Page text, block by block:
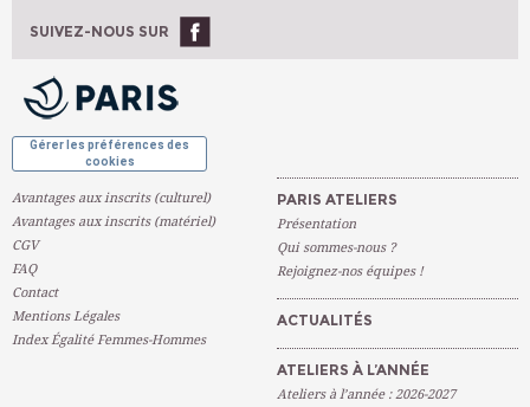
Ateliers À L'année
SUIVEZ-NOUS SUR
Gérer les préférences des
cookies
Avantages aux inscrits (culturel)
Avantages aux inscrits (matériel)
CGV
FAQ
Contact
Mentions Légales
Index Égalité Femmes-Hommes
PARIS ATELIERS
Présentation
Qui sommes-nous ?
Rejoignez-nos équipes !
ACTUALITÉS
ATELIERS À L’ANNÉE
Ateliers à l’année : 2026-2027